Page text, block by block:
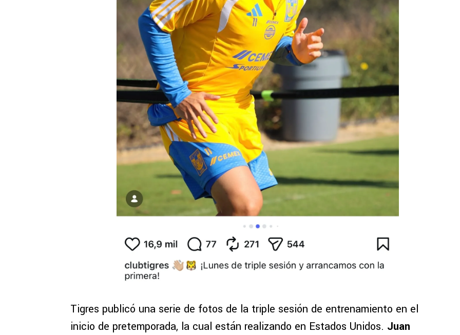
Tigres publicó una serie de fotos de la triple sesión de entrenamiento en el
inicio de pretemporada, la cual están realizando en Estados Unidos. Juan